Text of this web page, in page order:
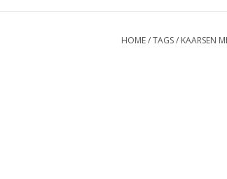
HOME/TAGS/ KAARSEN